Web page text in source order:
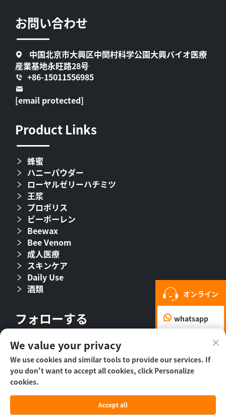
オンライン
whatsapp
お問い合わせ
中国北京市大興区中関村科学公園大興バイオ医療
産業基地永旺路28号
+86-15011556985
[email protected]
Product Links
蜂蜜
ハニーパウダー
ローヤルゼリーハチミツ
王浆
プロポリス
ビーポーレン
Beewax
Bee Venom
成人医療
スキンケア
Daily Use
酒類
フォローする
Copyright © 2026 北京ビーホール生物製薬有限公司 -
We value your privacy
We use cookies and similar tools to provide our services. If
you don't want to accept all cookies, click Personalize
cookies.
Accept all